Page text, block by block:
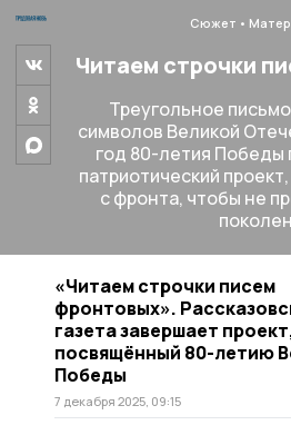
Сюжет
Читаем строчки
Треугольное
символов Великой
год 80-летия Победы
патриотический
с фронта, чтобы не
«Читаем строчки писем
фронтовых».
газета завершает
посвящённый 80-летию
Победы
7 декабря 2025, 09:15